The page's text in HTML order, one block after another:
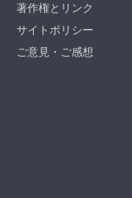
著作権とリンク
サイトポリシー
ご意見・ご感想